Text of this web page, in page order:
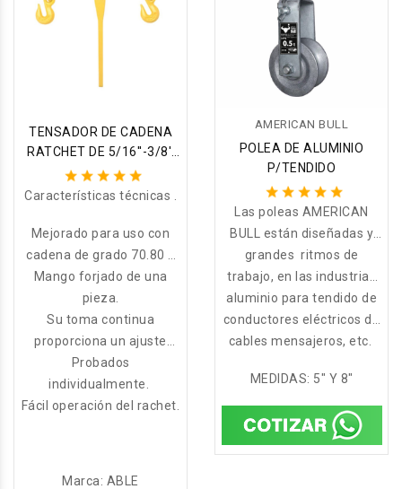
TENSADOR DE CADENA
RATCHET DE 5/16''-3/8''
8MM 3.8TON FRB-8-08
ABLE
Características técnicas .
Mejorado para uso con
cadena de grado 70.80 y
1.00.
Mango forjado de una
pieza.
Su toma continua
proporciona un ajuste
finito al atar la carga.
Probados
individualmente.
Fácil operación del rachet.
Marca: ABLE
AMERICAN BULL
POLEA DE ALUMINIO
P/TENDIDO
Las poleas AMERICAN
BULL están diseñadas y
fabricadas para soportar
grandes ritmos de
trabajo, en las industrias
más exigentes, poleas de
aluminio para tendido de
conductores eléctricos de
aluminio, cobre,
cables mensajeros, etc.
MEDIDAS: 5" Y 8"